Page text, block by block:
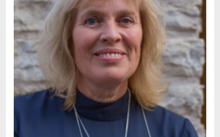
Abdolah, Kader
Abé, Kobo
Abedi, Isabel
Abele, Inga
Abgarjan, Narine
Abish, Walter
Aboulela, Leila
Abrahams, Peter (f. 1919)
Abrahams, Peter (f. 1947)
Abrahamson, Emmy
Abu-Jaber, Diana
Aburas, Lone